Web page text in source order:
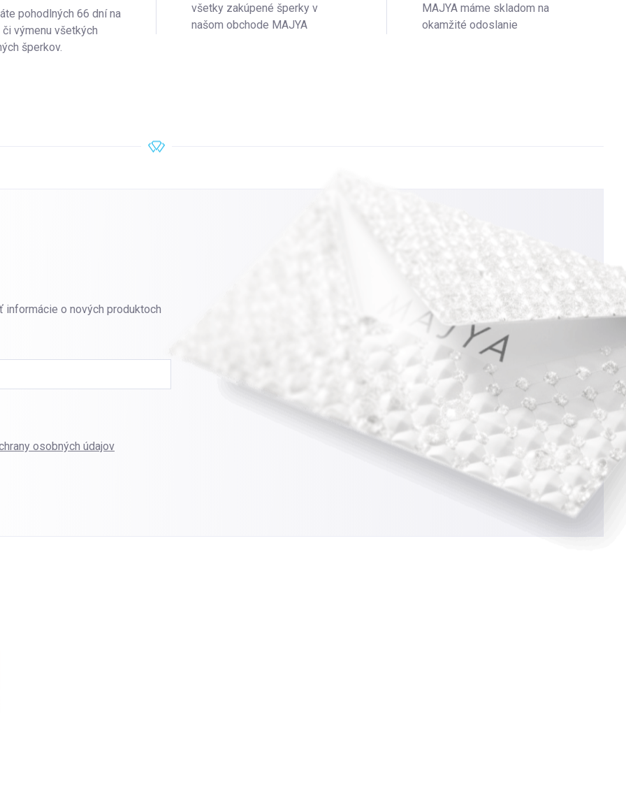
pohodlných 66 dní na
výmenu všetkých
šperkov.
všetky zakúpené šperky v
našom obchode MAJYA
MAJYA máme skladom na
okamžité odoslanie
o nových produktoch
osobných údajov